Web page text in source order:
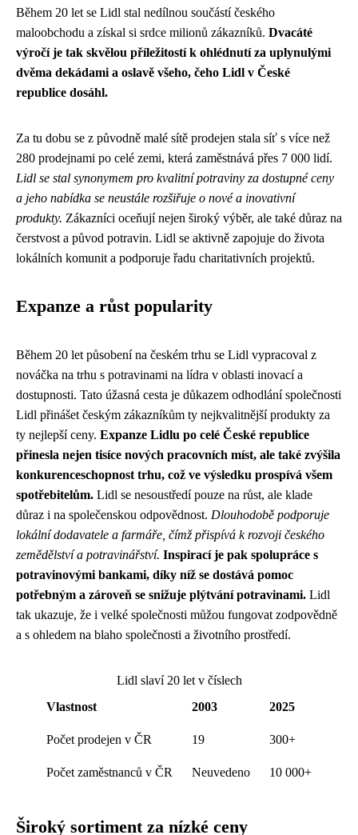
Během 20 let se Lidl stal nedílnou součástí českého
maloobchodu a získal si srdce milionů zákazníků. Dvacáté
výročí je tak skvělou příležitostí k ohlédnutí za uplynulými
dvěma dekádami a oslavě všeho, čeho Lidl v České
republice dosáhl.
Za tu dobu se z původně malé sítě prodejen stala síť s více než
280 prodejnami po celé zemi, která zaměstnává přes 7 000 lidí.
Lidl se stal synonymem pro kvalitní potraviny za dostupné ceny
a jeho nabídka se neustále rozšiřuje o nové a inovativní
produkty. Zákazníci oceňují nejen široký výběr, ale také důraz na
čerstvost a původ potravin. Lidl se aktivně zapojuje do života
lokálních komunit a podporuje řadu charitativních projektů.
Expanze a růst popularity
Během 20 let působení na českém trhu se Lidl vypracoval z
nováčka na trhu s potravinami na lídra v oblasti inovací a
dostupnosti. Tato úžasná cesta je důkazem odhodlání společnosti
Lidl přinášet českým zákazníkům ty nejkvalitnější produkty za
ty nejlepší ceny. Expanze Lidlu po celé České republice
přinesla nejen tisíce nových pracovních míst, ale také zvýšila
konkurenceschopnost trhu, což ve výsledku prospívá všem
spotřebitelům. Lidl se nesoustředí pouze na růst, ale klade
důraz i na společenskou odpovědnost. Dlouhodobě podporuje
lokální dodavatele a farmáře, čímž přispívá k rozvoji českého
zemědělství a potravinářství. Inspirací je pak spolupráce s
potravinovými bankami, díky níž se dostává pomoc
potřebným a zároveň se snižuje plýtvání potravinami. Lidl
tak ukazuje, že i velké společnosti můžou fungovat zodpovědně
a s ohledem na blaho společnosti a životního prostředí.
Lidl slaví 20 let v číslech
Vlastnost
2003 2025
Počet prodejen v ČR 19 300+
Počet zaměstnanců v ČR Neuvedeno 10 000+
Široký sortiment za nízké ceny